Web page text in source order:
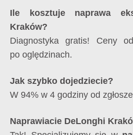
Ile kosztuje naprawa
Kraków?
Diagnostyka gratis! Ceny
po oględzinach.
Jak szybko dojedziecie?
W 94% w 4 godziny od
Naprawiacie DeLonghi